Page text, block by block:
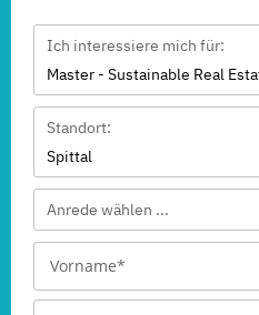
Ich interessiere mich für:
Master - Sustainable Real
Standort:
Spittal
Anrede wählen ...